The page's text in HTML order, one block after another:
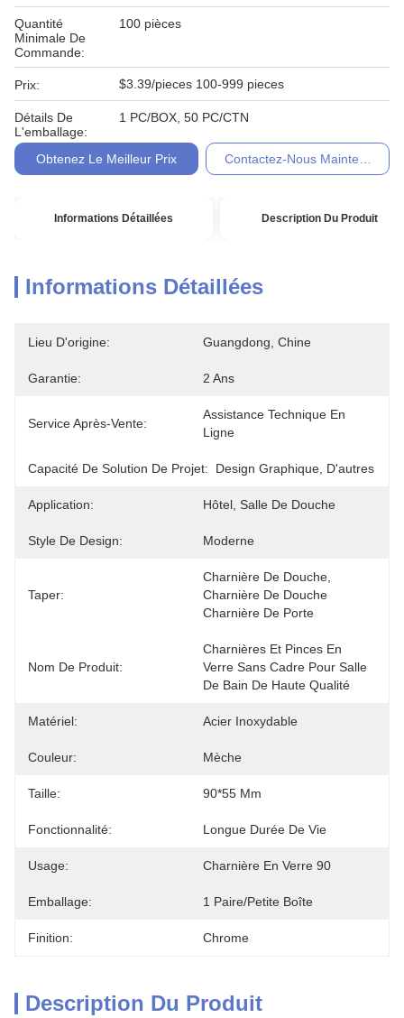
Quantité
Minimale De
Commande:
100 pièces
Prix: $3.39/pieces 100-999 pieces
Détails De
L'emballage:
1 PC/BOX, 50 PC/CTN
Obtenez Le Meilleur Prix Contactez-Nous Maintenant
Informations Détaillées Description Du Produit
Informations Détaillées
Lieu D'origine: Guangdong, Chine
Garantie: 2 Ans
Service Après-Vente:
Assistance Technique En
Ligne
Capacité De Solution De Projet: Design Graphique, D'autres
Application: Hôtel, Salle De Douche
Style De Design: Moderne
Taper:
Charnière De Douche,
Charnière De Douche
Charnière De Porte
Nom De Produit:
Charnières Et Pinces En
Verre Sans Cadre Pour Salle
De Bain De Haute Qualité
Matériel: Acier Inoxydable
Couleur: Mèche
Taille: 90*55 Mm
Fonctionnalité: Longue Durée De Vie
Usage: Charnière En Verre 90
Emballage: 1 Paire/petite Boîte
Finition: Chrome
Description Du Produit